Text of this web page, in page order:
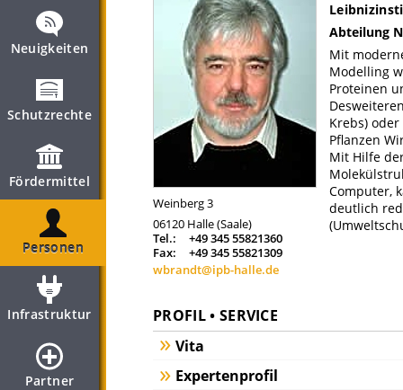
Neuigkeiten
Schutzrechte
Fördermittel
Personen
Infrastruktur
Partner
Weinberg 3
06120 Halle (Saale)
Tel.:
+49 345 55821360
Fax:
+49 345 55821309
wbrandt@ipb-halle.de
Abteilung
Mit
Modelling
Proteinen
Krebs)
Pflanzen
Mit Hilfe
Computer,
deutlich
PROFIL • SERVICE
Vita
Expertenprofil